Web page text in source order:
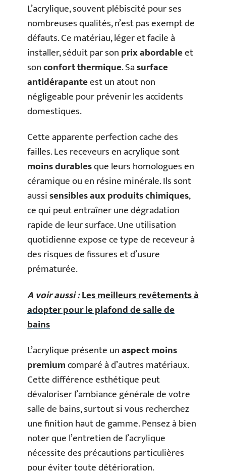
L’acrylique, souvent plébiscité pour ses
nombreuses qualités, n’est pas exempt de
défauts. Ce matériau, léger et facile à
installer, séduit par sonprix abordableet
sonconfort thermique. Sasurface
antidérapanteest un atout non
négligeable pour prévenir les accidents
domestiques.
Cette apparente perfection cache des
failles. Les receveurs en acrylique sont
moins durablesque leurs homologues en
céramique ou en résine minérale. Ils sont
aussisensibles aux produits chimiques,
ce qui peut entraîner une dégradation
rapide de leur surface. Une utilisation
quotidienne expose ce type de receveur à
des risques de fissures et d’usure
prématurée.
A voir aussi :Les meilleurs revêtements à
adopter pour le plafond de salle de
bains
L’acrylique présente unaspect moins
premiumcomparé à d’autres matériaux.
Cette différence esthétique peut
dévaloriser l’ambiance générale de votre
salle de bains, surtout si vous recherchez
une finition haut de gamme. Pensez à bien
noter que l’entretien de l’acrylique
nécessite des précautions particulières
pour éviter toute détérioration.